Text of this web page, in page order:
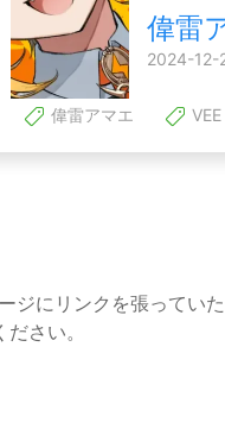
偉雷
2024-12-
偉雷アマエ VEE
ジにリンクを張ってい
さい。